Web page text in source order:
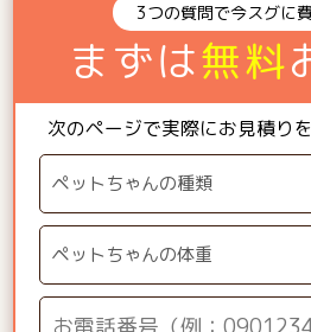
3つの質問で今スグに
まずは無料
次のページで実際にお見積り